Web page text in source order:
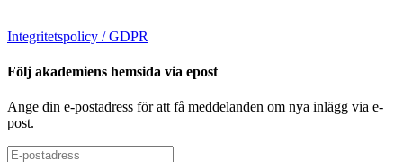
Integritetspolicy / GDPR
Följ akademiens hemsida via epost
Ange din e-postadress för att få meddelanden om nya inlägg via e-
post.
E-